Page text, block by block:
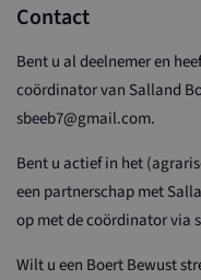
Contact
Bent u al deelnemer en
coördinator van Salland
sbeeb7@gmail.com.
Bent u actief in het
een partnerschap met
op met de coördinator via
Wilt u een Boert Bewust